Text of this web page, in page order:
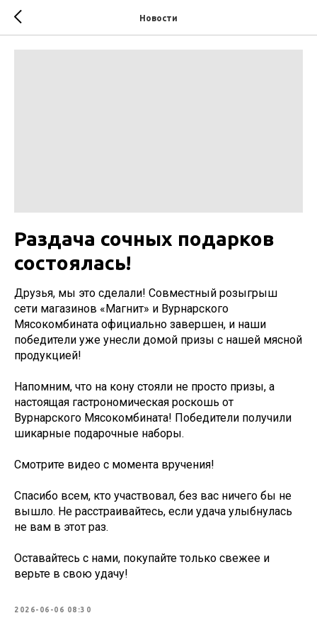
Новости
Раздача сочных подарков
состоялась!
Друзья, мы это сделали! Совместный розыгрыш
сети магазинов «Магнит» и Вурнарского
Мясокомбината официально завершен, и наши
победители уже унесли домой призы с нашей мясной
продукцией!
Напомним, что на кону стояли не просто призы, а
настоящая гастрономическая роскошь от
Вурнарского Мясокомбината! Победители получили
шикарные подарочные наборы.
Смотрите видео с момента вручения!
Спасибо всем, кто участвовал, без вас ничего бы не
вышло. Не расстраивайтесь, если удача улыбнулась
не вам в этот раз.
Оставайтесь с нами, покупайте только свежее и
верьте в свою удачу!
2026-06-06 08:30